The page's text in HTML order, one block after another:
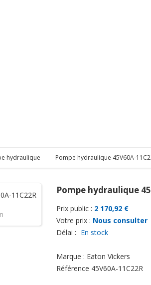
hydraulique Pompe hydraulique 45V60A-
Pompe hydraulique
Prix public : 2 170,92 €
Votre prix : Nous consulter
Délai : En stock
Marque : Eaton Vickers
Référence 45V60A-11C22R